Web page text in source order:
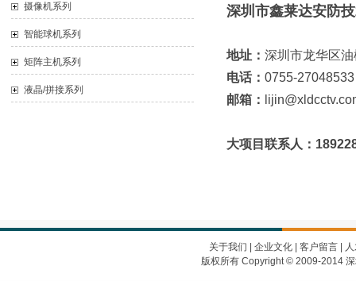
摄像机系列
智能球机系列
矩阵主机系列
液晶/拼接系列
深圳市鑫莱达安防
地址： 深圳市龙华区
电话： 0755-27048533
邮箱：
大项目联系人：
关于我们 企业文化 客户留言
版权所有 Copyright © 2009-2014